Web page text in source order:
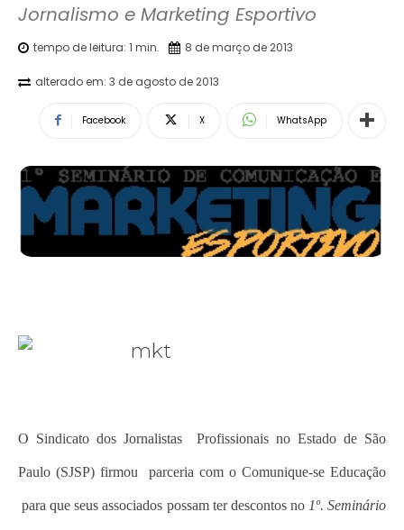
Jornalismo e Marketing Esportivo
tempo de leitura: 1 min. 8 de março de 2013
alterado em: 3 de agosto de 2013
Facebook X WhatsApp
O Sindicato dos Jornalistas Profissionais no Estado de São
Paulo (SJSP) firmou parceria com o Comunique-se Educação
para que seus associados possam ter descontos no 1º. Seminário